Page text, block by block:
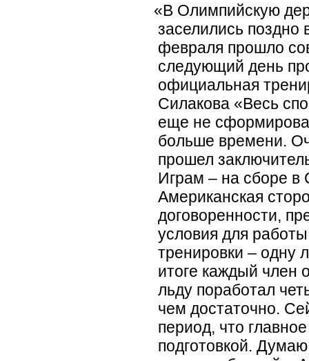
«В Олимпийскую
заселились
февраля прошло
следующий день
официальная
Силакова «Весь
еще не
больше времени.
прошел
Играм – на сборе в
Американская
договоренности,
условия для
тренировки –
итоге каждый член
льду поработал
чем достаточно.
период, что
подготовкой.